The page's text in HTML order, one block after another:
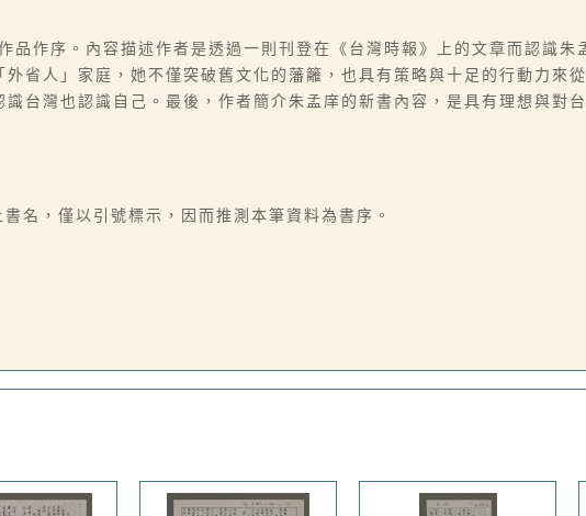
品作序。內容描述作者是透過一則刊登在《台灣時報》上的文章而認識朱
省人」家庭，她不僅突破舊文化的藩籬，也具有策略與十足的行動力來
識台灣也認識自己。最後，作者簡介朱孟庠的新書內容，是具有理想與對
名，僅以引號標示，因而推測本筆資料為書序。